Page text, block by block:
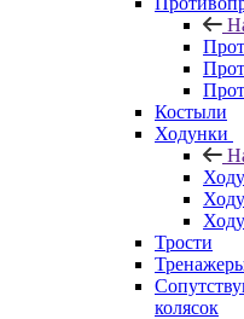
Костыли
Ходунки
Трости
колясок